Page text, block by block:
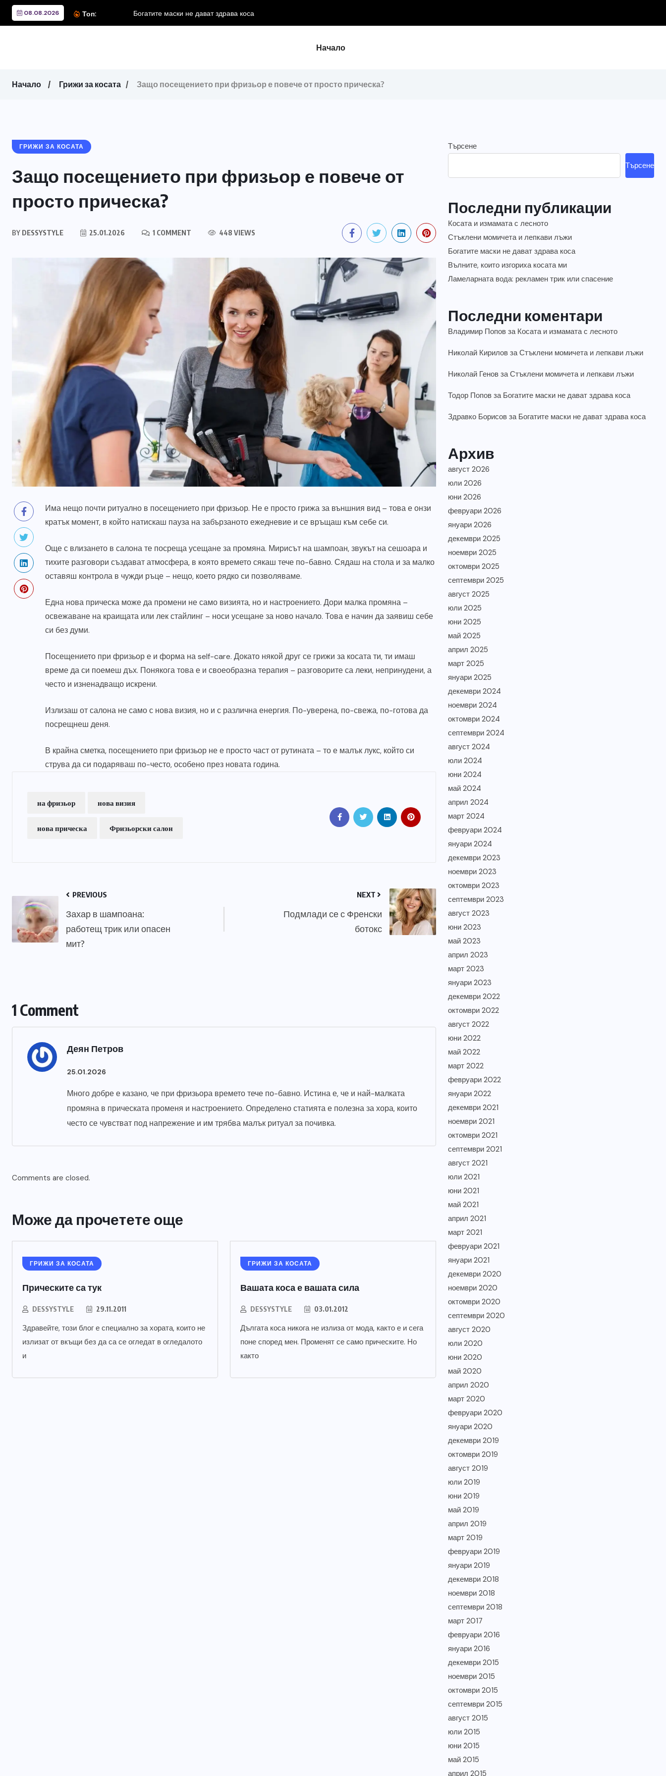
08.08.2026 Топ: Богатите маски не дават здрава коса
Начало
Начало Грижи за косата Защо посещението при фризьор е повече от просто прическа?
ГРИЖИ ЗА КОСАТА
Защо посещението при фризьор е повече от
просто прическа?
BY DESSYSTYLE 25.01.2026 1 COMMENT 448 VIEWS
Има нещо почти ритуално в посещението при фризьор. Не е просто грижа за външния вид – това е онзи
кратък момент, в който натискаш пауза на забързаното ежедневие и се връщаш към себе си.
Още с влизането в салона те посреща усещане за промяна. Мирисът на шампоан, звукът на сешоара и
тихите разговори създават атмосфера, в която времето сякаш тече по-бавно. Сядаш на стола и за малко
оставяш контрола в чужди ръце – нещо, което рядко си позволяваме.
Една нова прическа може да промени не само визията, но и настроението. Дори малка промяна –
освежаване на краищата или лек стайлинг – носи усещане за ново начало. Това е начин да заявиш себе
си без думи.
Посещението при фризьор е и форма на self-care. Докато някой друг се грижи за косата ти, ти имаш
време да си поемеш дъх. Понякога това е и своеобразна терапия – разговорите са леки, непринудени, а
често и изненадващо искрени.
Излизаш от салона не само с нова визия, но и с различна енергия. По-уверена, по-свежа, по-готова да
посрещнеш деня.
В крайна сметка, посещението при фризьор не е просто част от рутината – то е малък лукс, който си
струва да си подаряваш по-често, особено през новата година.
на фризьор нова визия
нова прическа Фризьорски салон
PREVIOUS
Захар в шампоана:
работещ трик или опасен
мит?
NEXT
Подмлади се с Френски
ботокс
1 Comment
Деян Петров
25.01.2026
Много добре е казано, че при фризьора времето тече по-бавно. Истина е, че и най-малката
промяна в прическата променя и настроението. Определено статията е полезна за хора, които
често се чувстват под напрежение и им трябва малък ритуал за почивка.
Comments are closed.
Може да прочетете още
ГРИЖИ ЗА КОСАТА
Прическите са тук
DESSYSTYLE 29.11.2011
Здравейте, този блог е специално за хората, които не
излизат от вкъщи без да са се огледат в огледалото
и
ГРИЖИ ЗА КОСАТА
Вашата коса е вашата сила
DESSYSTYLE 03.01.2012
Дългата коса никога не излиза от мода, както е и сега
поне според мен. Променят се само прическите. Но
както
Търсене
Търсене
Последни публикации
Косата и измамата с лесното
Стъклени момичета и лепкави лъжи
Богатите маски не дават здрава коса
Вълните, които изгориха косата ми
Ламеларната вода: рекламен трик или спасение
Последни коментари
Владимир Попов за Косата и измамата с лесното
Николай Кирилов заСтъклени момичета и лепкави лъжи
Николай Генов заСтъклени момичета и лепкави лъжи
Тодор Попов за Богатите маски не дават здрава коса
Здравко Борисов за Богатите маски не дават здрава коса
Архив
август 2026
юли 2026
юни 2026
февруари 2026
януари 2026
декември 2025
ноември 2025
октомври 2025
септември 2025
август 2025
юли 2025
юни 2025
май 2025
април 2025
март 2025
януари 2025
декември 2024
ноември 2024
октомври 2024
септември 2024
август 2024
юли 2024
юни 2024
май 2024
април 2024
март 2024
февруари 2024
януари 2024
декември 2023
ноември 2023
октомври 2023
септември 2023
август 2023
юни 2023
май 2023
април 2023
март 2023
януари 2023
декември 2022
октомври 2022
август 2022
юни 2022
май 2022
март 2022
февруари 2022
януари 2022
декември 2021
ноември 2021
октомври 2021
септември 2021
август 2021
юли 2021
юни 2021
май 2021
април 2021
март 2021
февруари 2021
януари 2021
декември 2020
ноември 2020
октомври 2020
септември 2020
август 2020
юли 2020
юни 2020
май 2020
април 2020
март 2020
февруари 2020
януари 2020
декември 2019
октомври 2019
август 2019
юли 2019
юни 2019
май 2019
април 2019
март 2019
февруари 2019
януари 2019
декември 2018
ноември 2018
септември 2018
март 2017
февруари 2016
януари 2016
декември 2015
ноември 2015
октомври 2015
септември 2015
август 2015
юли 2015
юни 2015
май 2015
април 2015